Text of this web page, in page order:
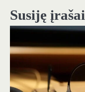
Susiję įrašai